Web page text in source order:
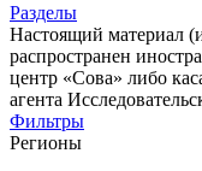
Разделы
Настоящий материал
распространен
центр «Сова» либо
агента
Фильтры
Регионы